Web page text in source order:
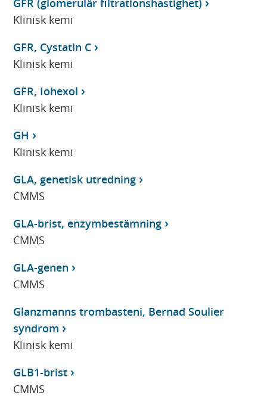
GFR (glomerulär filtrationshastighet)
Klinisk kemi
GFR, Cystatin C
Klinisk kemi
GFR, Iohexol
Klinisk kemi
GH
Klinisk kemi
GLA, genetisk utredning
CMMS
GLA-brist, enzymbestämning
CMMS
GLA-genen
CMMS
Glanzmanns trombasteni, Bernad Soulier
syndrom
Klinisk kemi
GLB1-brist
CMMS